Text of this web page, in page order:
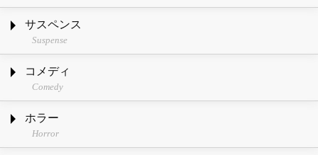
サスペンス
Suspense
コメディ
Comedy
ホラー
Horror